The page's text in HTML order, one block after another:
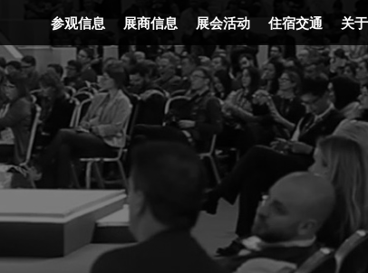
参观信息
门票信息
时间地点
交通信息
展商信息
展会平面图
FAQ
报名参展
展会优势
展会活动
精彩活动
展会讲者
节目表
住宿交通
住宿信息
交通信息
关